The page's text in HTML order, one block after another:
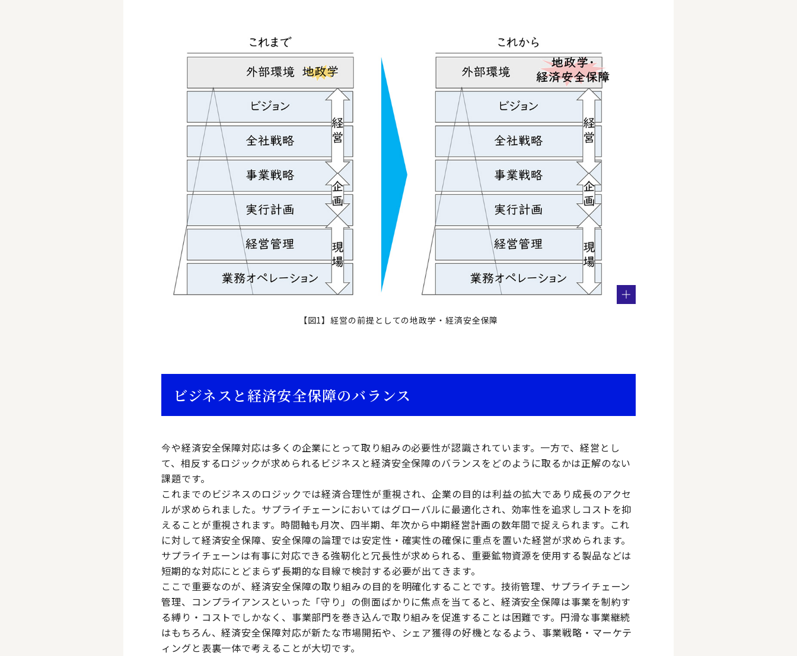
【図1】経営の前提としての地政学・経済安全保障
ビジネスと経済安全保障のバランス
今や経済安全保障対応は多くの企業にとって取り組みの必要性が認識されています。一方で、経営とし
て、相反するロジックが求められるビジネスと経済安全保障のバランスをどのように取るかは正解のない
課題です。
これまでのビジネスのロジックでは経済合理性が重視され、企業の目的は利益の拡大であり成長のアクセ
ルが求められました。サプライチェーンにおいてはグローバルに最適化され、効率性を追求しコストを抑
えることが重視されます。時間軸も月次、四半期、年次から中期経営計画の数年間で捉えられます。これ
に対して経済安全保障、安全保障の論理では安定性・確実性の確保に重点を置いた経営が求められます。
サプライチェーンは有事に対応できる強靭化と冗長性が求められる、重要鉱物資源を使用する製品などは
短期的な対応にとどまらず長期的な目線で検討する必要が出てきます。
ここで重要なのが、経済安全保障の取り組みの目的を明確化することです。技術管理、サプライチェーン
管理、コンプライアンスといった「守り」の側面ばかりに焦点を当てると、経済安全保障は事業を制約す
る縛り・コストでしかなく、事業部門を巻き込んで取り組みを促進することは困難です。円滑な事業継続
はもちろん、経済安全保障対応が新たな市場開拓や、シェア獲得の好機となるよう、事業戦略・マーケテ
ィングと表裏一体で考えることが大切です。